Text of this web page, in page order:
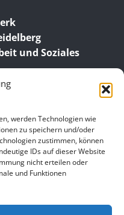
werden Technologien wie
zu speichern und/oder
zustimmen, können
IDs auf dieser Website
nicht erteilen oder
und Funktionen
und Soziales
| Beratung |